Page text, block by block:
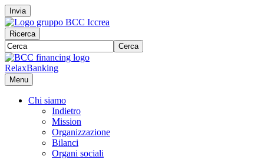
Invia
Ricerca
Cerca
RelaxBanking
Menu
Chi siamo
Indietro
Mission
Organizzazione
Bilanci
Organi sociali